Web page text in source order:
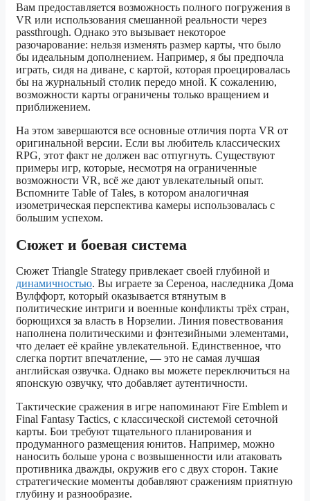
Вам предоставляется возможность полного погружения в
VR или использования смешанной реальности через
passthrough. Однако это вызывает некоторое
разочарование: нельзя изменять размер карты, что было
бы идеальным дополнением. Например, я бы предпочла
играть, сидя на диване, с картой, которая проецировалась
бы на журнальный столик передо мной. К сожалению,
возможности карты ограничены только вращением и
приближением.
На этом завершаются все основные отличия порта VR от
оригинальной версии. Если вы любитель классических
RPG, этот факт не должен вас отпугнуть. Существуют
примеры игр, которые, несмотря на ограниченные
возможности VR, всё же дают увлекательный опыт.
Вспомните Table of Tales, в котором аналогичная
изометрическая перспектива камеры использовалась с
большим успехом.
Сюжет и боевая система
Сюжет Triangle Strategy привлекает своей глубиной и
динамичностью. Вы играете за Сереноа, наследника Дома
Вулффорт, который оказывается втянутым в
политические интриги и военные конфликты трёх стран,
борющихся за власть в Норзелии. Линия повествования
наполнена политическими и фэнтезийными элементами,
что делает её крайне увлекательной. Единственное, что
слегка портит впечатление, — это не самая лучшая
английская озвучка. Однако вы можете переключиться на
японскую озвучку, что добавляет аутентичности.
Тактические сражения в игре напоминают Fire Emblem и
Final Fantasy Tactics, с классической системой сеточной
карты. Бои требуют тщательного планирования и
продуманного размещения юнитов. Например, можно
наносить больше урона с возвышенности или атаковать
противника дважды, окружив его с двух сторон. Такие
стратегические моменты добавляют сражениям приятную
глубину и разнообразие.